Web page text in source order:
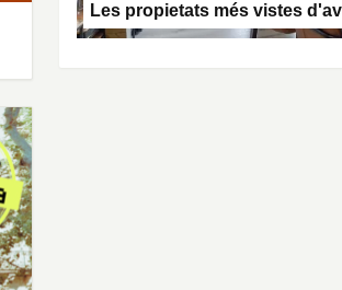
Les propietats més vistes